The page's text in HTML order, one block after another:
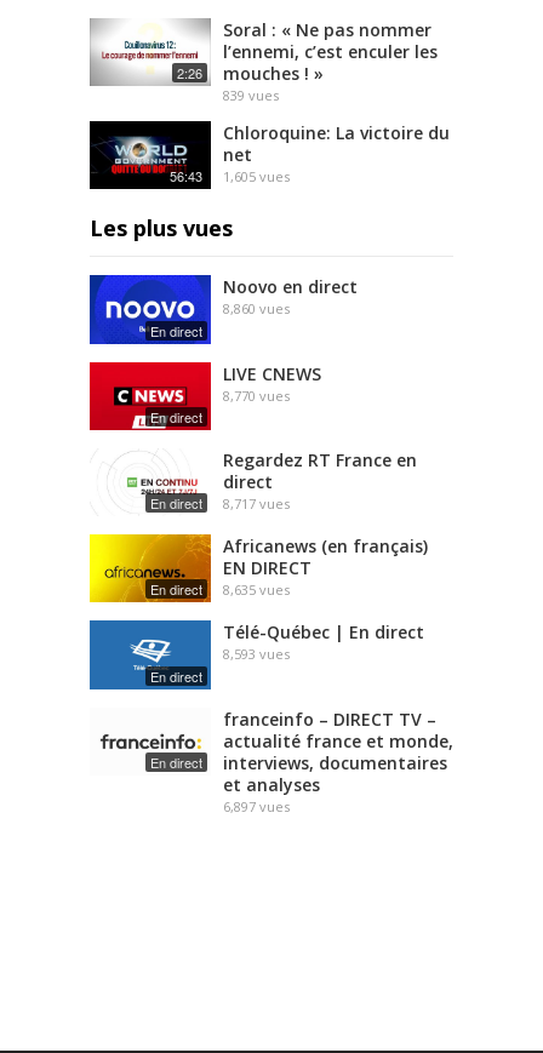
2:26
Soral : « Ne pas nommer
l’ennemi, c’est enculer les
mouches ! »
839 vues
56:43
Chloroquine: La victoire du
net
1,605 vues
Les plus vues
En direct
Noovo en direct
8,860 vues
En direct
LIVE CNEWS
8,770 vues
En direct
Regardez RT France en
direct
8,717 vues
En direct
Africanews (en français)
EN DIRECT
8,635 vues
En direct
Télé-Québec | En direct
8,593 vues
En direct
franceinfo – DIRECT TV –
actualité france et monde,
interviews, documentaires
et analyses
6,897 vues